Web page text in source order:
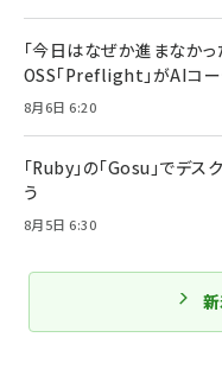
「今日はなぜか進まなかっ
OSS「Preflight」がAIコー
8月6日 6:20
「Ruby」の「Gosu」でデ
う
8月5日 6:30